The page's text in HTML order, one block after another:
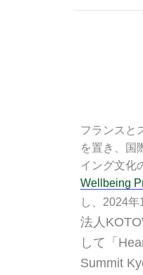
フランスと
を置き、国
イング文化
Wellbeing
し、2024年
法人
して 「
Summit